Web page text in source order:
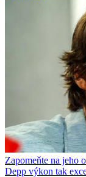
Zapomeňte na jeho
Depp výkon tak